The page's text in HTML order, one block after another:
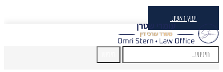
יעוץ ראשוני